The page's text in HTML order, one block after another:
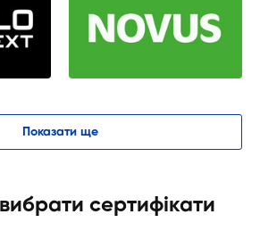
Показати ще
сертифікати